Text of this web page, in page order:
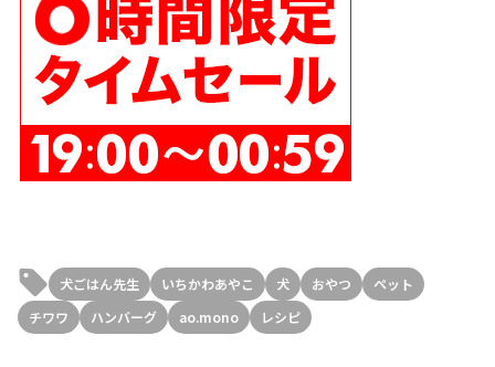
犬ごはん先生 いちかわあやこ 犬 おやつ
ペット
チワワ
ハンバーグ ao.mono レシピ